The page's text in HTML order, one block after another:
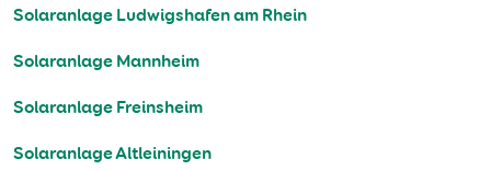
Solaranlage Ludwigshafen am Rhein
Solaranlage Mannheim
Solaranlage Freinsheim
Solaranlage Altleiningen